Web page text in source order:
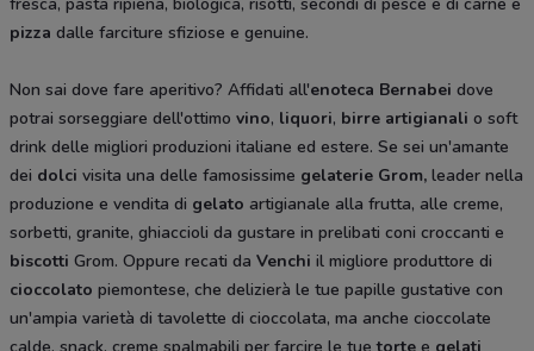
pizza dalle farciture sfiziose e genuine.
Non sai dove fare aperitivo? Affidati all'enoteca Bernabei dove
potrai sorseggiare dell'ottimo vino, liquori, birre artigianali o soft
drink delle migliori produzioni italiane ed estere. Se sei un'amante
dei dolci visita una delle famosissime gelaterie Grom, leader nella
produzione e vendita di gelato artigianale alla frutta, alle creme,
sorbetti, granite, ghiaccioli da gustare in prelibati coni croccanti e
biscotti Grom. Oppure recati da Venchi il migliore produttore di
cioccolato piemontese, che delizierà le tue papille gustative con
un'ampia varietà di tavolette di cioccolata, ma anche cioccolate